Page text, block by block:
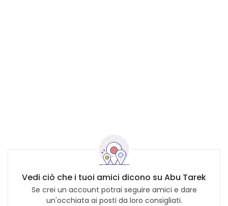
Vedi ciò che i tuoi amici dicono su Abu Tarek
Se crei un account potrai seguire amici e dare
un'occhiata ai posti da loro consigliati.